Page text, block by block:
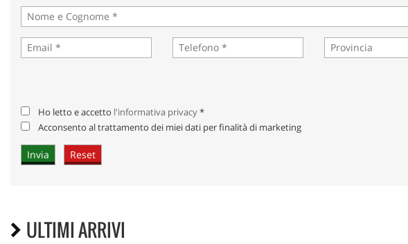
Ho letto e accetto l'informativa privacy*
Acconsento al trattamento dei miei dati per finalità di marketing
ULTIMI ARRIVI